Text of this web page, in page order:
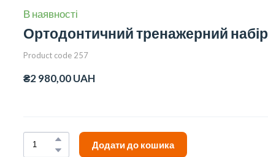
В наявності
Ортодонтичний тренажерний набір
Product code 257
₴2 980,00 UAH
Додати до кошика